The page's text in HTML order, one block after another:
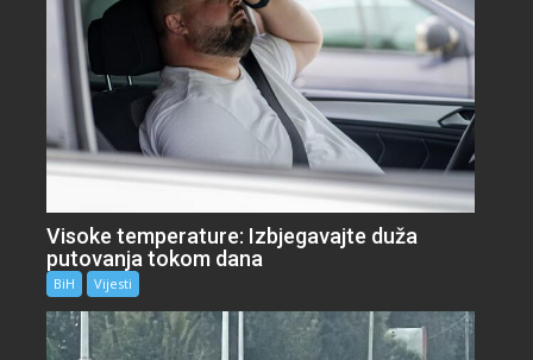
Visoke temperature: Izbjegavajte duža
putovanja tokom dana
BiH Vijesti